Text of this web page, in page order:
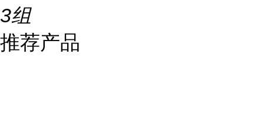
3组
推荐产品